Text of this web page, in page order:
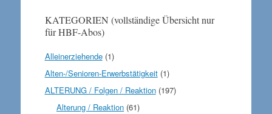
KATEGORIEN (vollständige Übersicht nur
für HBF-Abos)
Alleinerziehende(1)
Alten-/Senioren-Erwerbstätigkeit(1)
ALTERUNG / Folgen / Reaktion(197)
Alterung / Reaktion (61)